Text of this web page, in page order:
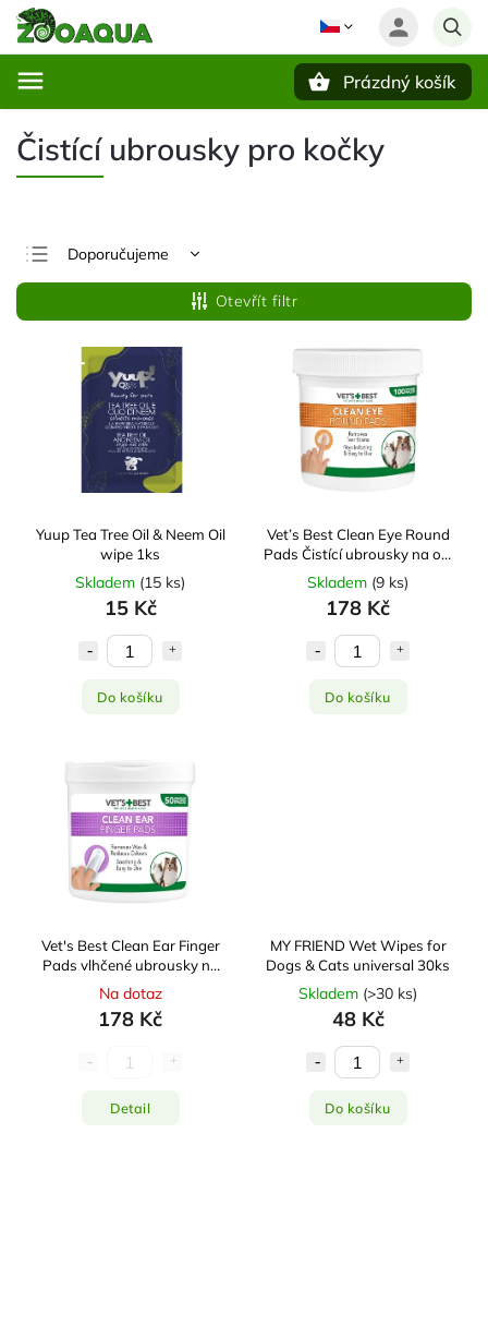
Prázdný košík
Čistící ubrousky pro kočky
Doporučujeme
Nejlevnější
Nejdražší
Nejprodávanější
Abecedně
Otevřít filtr
Yuup Tea Tree Oil & Neem Oil
wipe 1ks
Skladem (15 ks)
15 Kč
Do košíku
Vet’s Best Clean Eye Round
Pads Čistící ubrousky na oči
100 ks
Skladem (9 ks)
178 Kč
Do košíku
Vet's Best Clean Ear Finger
Pads vlhčené ubrousky na
čištění uší 50 ks
Na dotaz
178 Kč
Detail
MY FRIEND Wet Wipes for
Dogs & Cats universal 30ks
Skladem (>30 ks)
48 Kč
Do košíku